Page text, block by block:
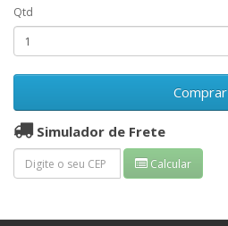
Qtd
Comprar
Simulador de Frete
Calcular